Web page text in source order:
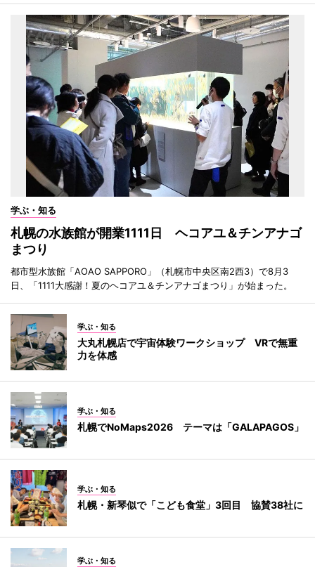
学ぶ・知る
札幌の水族館が開業1111日 ヘコアユ＆チンアナゴ
まつり
都市型水族館「AOAO SAPPORO」（札幌市中央区南2西3）で8月3
日、「1111大感謝！夏のヘコアユ＆チンアナゴまつり」が始まった。
学ぶ・知る
大丸札幌店で宇宙体験ワークショップ VRで無重
力を体感
学ぶ・知る
札幌でNoMaps2026 テーマは「GALAPAGOS」
学ぶ・知る
札幌・新琴似で「こども食堂」3回目 協賛38社に
学ぶ・知る